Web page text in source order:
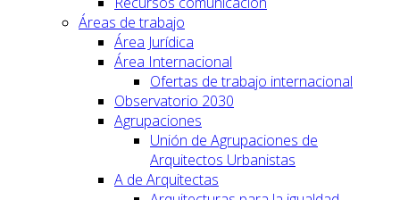
Áreas de trabajo
Área Jurídica
Área Internacional
Ofertas de trabajo internacional
Observatorio 2030
Agrupaciones
Unión de Agrupaciones de
Arquitectos Urbanistas
A de Arquitectas